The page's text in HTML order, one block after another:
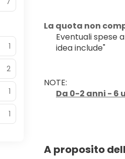
La quota non
Eventuali spese
idea include"
NOTE:
Da 0-2 anni - 6
A proposito
1
2
1
1